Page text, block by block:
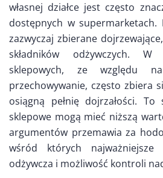
własnej działce jest często
dostępnych w supermarketach.
zazwyczaj zbierane
składników odżywczych.
sklepowych, ze względu
przechowywanie, często zbiera
osiągną pełnię dojrzałości.
sklepowe mogą mieć niższą
argumentów przemawia za
wśród których
odżywcza i możliwość kontroli